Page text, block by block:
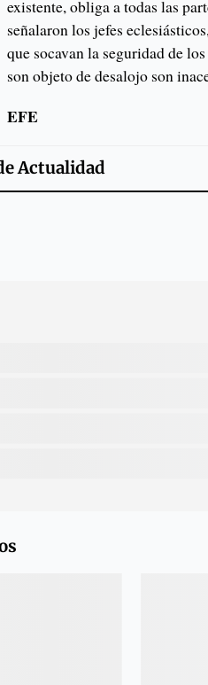
existente, obliga a todas las
señalaron los jefes
que socavan la seguridad de
son objeto de desalojo son
EFE
Actualidad